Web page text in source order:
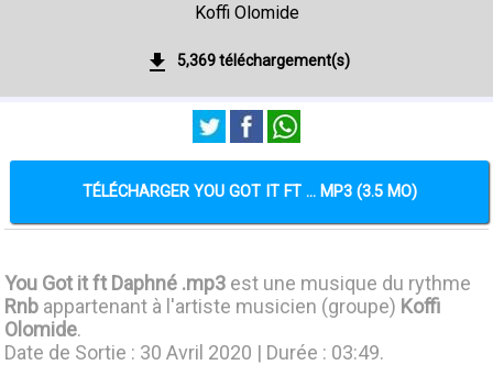
Koffi Olomide
5,369 téléchargement(s)
TÉLÉCHARGER YOU GOT IT FT ... MP3 (3.5 MO)
You Got it ft Daphné .mp3 est une musique du rythme
Rnb appartenant à l'artiste musicien (groupe) Koffi
Olomide.
Date de Sortie : 30 Avril 2020 | Durée : 03:49.